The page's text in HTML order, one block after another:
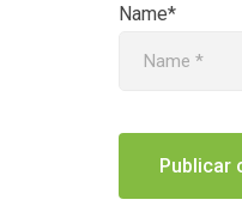
Name*